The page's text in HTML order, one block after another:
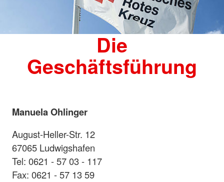
Die
Geschäftsführung
Manuela Ohlinger
August-Heller-Str. 12
67065 Ludwigshafen
Tel: 0621 - 57 03 - 117
Fax: 0621 - 57 13 59